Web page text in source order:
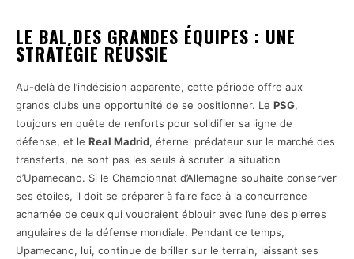
LE BAL DES GRANDES ÉQUIPES : UNE
STRATÉGIE RÉUSSIE
Au-delà de l’indécision apparente, cette période offre aux
grands clubs une opportunité de se positionner. Le PSG,
toujours en quête de renforts pour solidifier sa ligne de
défense, et le Real Madrid, éternel prédateur sur le marché des
transferts, ne sont pas les seuls à scruter la situation
d’Upamecano. Si le Championnat d’Allemagne souhaite conserver
ses étoiles, il doit se préparer à faire face à la concurrence
acharnée de ceux qui voudraient éblouir avec l’une des pierres
angulaires de la défense mondiale. Pendant ce temps,
Upamecano, lui, continue de briller sur le terrain, laissant ses